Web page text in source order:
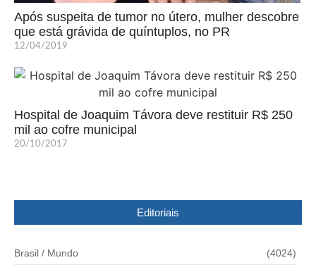
Após suspeita de tumor no útero, mulher descobre
que está grávida de quíntuplos, no PR
12/04/2019
Hospital de Joaquim Távora deve restituir R$ 250
mil ao cofre municipal
20/10/2017
Editoriais
Brasil / Mundo (4024)